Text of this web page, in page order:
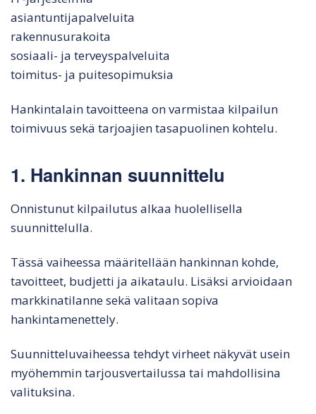
asiantuntijapalveluita
rakennusurakoita
sosiaali- ja terveyspalveluita
toimitus- ja puitesopimuksia
Hankintalain tavoitteena on varmistaa kilpailun
toimivuus sekä tarjoajien tasapuolinen kohtelu.
1. Hankinnan suunnittelu
Onnistunut kilpailutus alkaa huolellisella
suunnittelulla.
Tässä vaiheessa määritellään hankinnan kohde,
tavoitteet, budjetti ja aikataulu. Lisäksi arvioidaan
markkinatilanne sekä valitaan sopiva
hankintamenettely.
Suunnitteluvaiheessa tehdyt virheet näkyvät usein
myöhemmin tarjousvertailussa tai mahdollisina
valituksina.